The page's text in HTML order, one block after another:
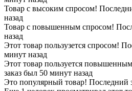
Товар с высоким спросом!
назад
Товар с повышенным спросом!
назад
Этот товар пользузется спросом!
минут назад
Этот товар пользуется
заказ был 50 минут назад
Это популярный товар! Последний